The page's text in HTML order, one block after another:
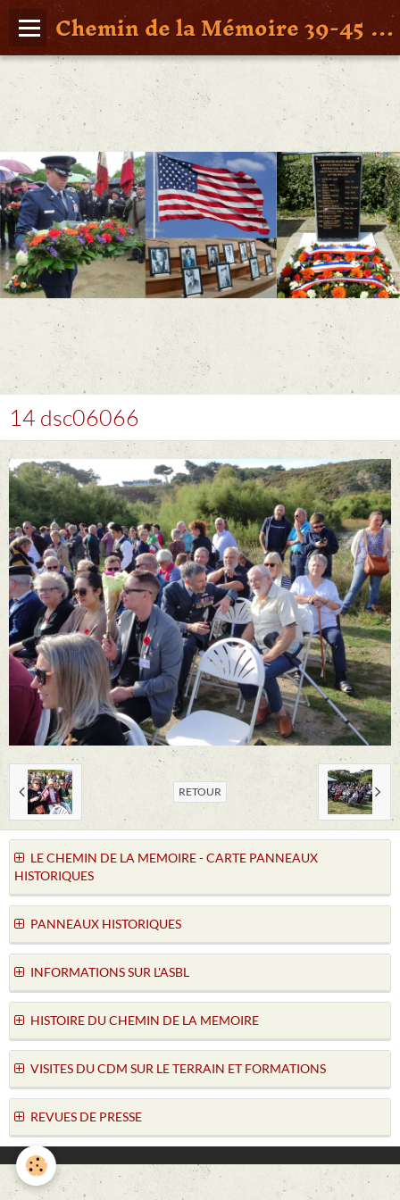
Chemin de la Mémoire 39-45 en Pays de Retz
Page d'accueil
Agenda
Album Photos
Vidéos
Poche St Nazaire
Contact
FAITS DE GUERRE
Figures Marquantes
14 dsc06066
RETOUR
LE CHEMIN DE LA MEMOIRE - CARTE PANNEAUX
HISTORIQUES
PANNEAUX HISTORIQUES
INFORMATIONS SUR L'ASBL
HISTOIRE DU CHEMIN DE LA MEMOIRE
VISITES DU CDM SUR LE TERRAIN ET FORMATIONS
REVUES DE PRESSE